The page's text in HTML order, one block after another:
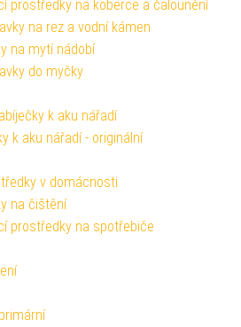
prostředky na koberce a čalounění
na rez a vodní kámen
na mytí nádobí
do myčky
k aku nářadí
k aku nářadí - originální
v domácnosti
na čištění
prostředky na spotřebiče